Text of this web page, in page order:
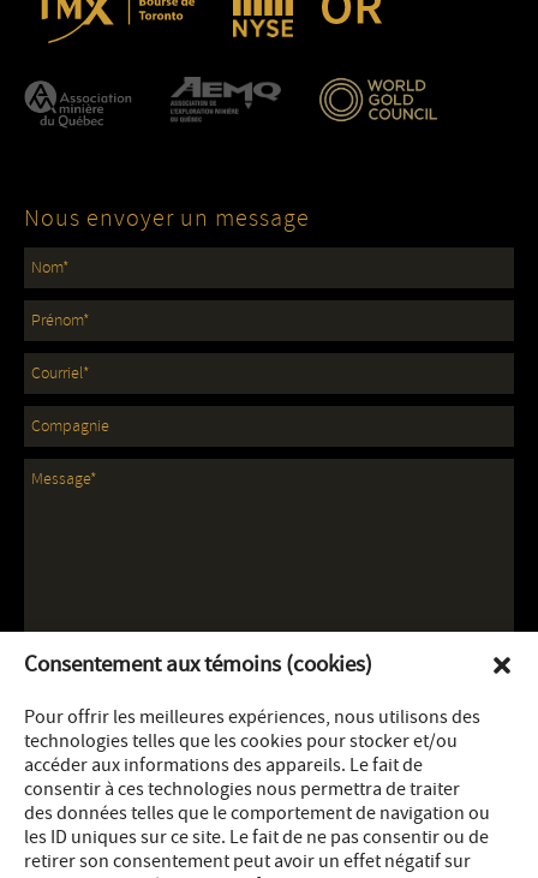
Consentement aux témoins (cookies)
Pour offrir les meilleures expériences, nous utilisons des
technologies telles que les cookies pour stocker et/ou
accéder aux informations des appareils. Le fait de
consentir à ces technologies nous permettra de traiter
des données telles que le comportement de navigation ou
les ID uniques sur ce site. Le fait de ne pas consentir ou de
retirer son consentement peut avoir un effet négatif sur
Nous envoyer un message